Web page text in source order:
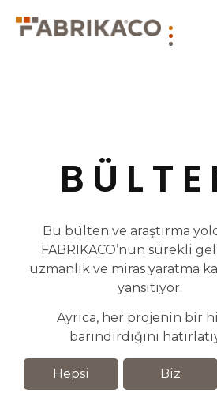
Bu bülten ve araştırma
FABRIKACO’nun sürekli
uzmanlık ve miras yaratma
yansıtıyor.
Ayrıca, her projenin bir
barındırdığını
Hepsi Biz